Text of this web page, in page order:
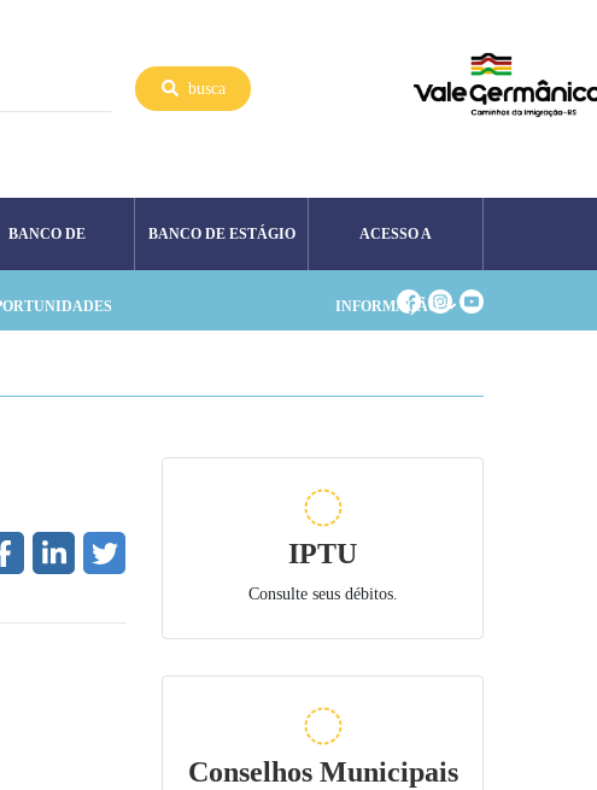
busca
BANCO DE BANCO DE ESTÁGIO ACESSO A
INFORMAÇÃO
IPTU
Consulte seus débitos.
Conselhos Municipais